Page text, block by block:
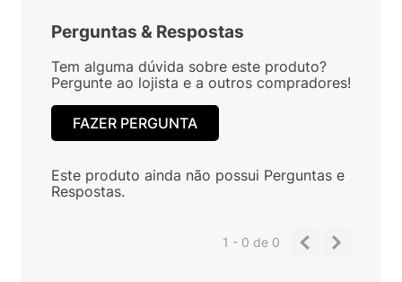
Perguntas & Respostas
Tem alguma dúvida sobre este produto?
Pergunte ao lojista e a outros compradores!
FAZER PERGUNTA
Este produto ainda não possui Perguntas e
Respostas.
1 - 0de 0